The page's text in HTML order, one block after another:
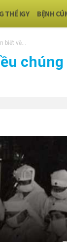
THỂ IGY BỆNH
biết về...